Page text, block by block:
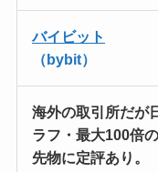
バイビット
（bybit）
海外の取引所だが
ラフ・最大100倍
先物に定評あり。